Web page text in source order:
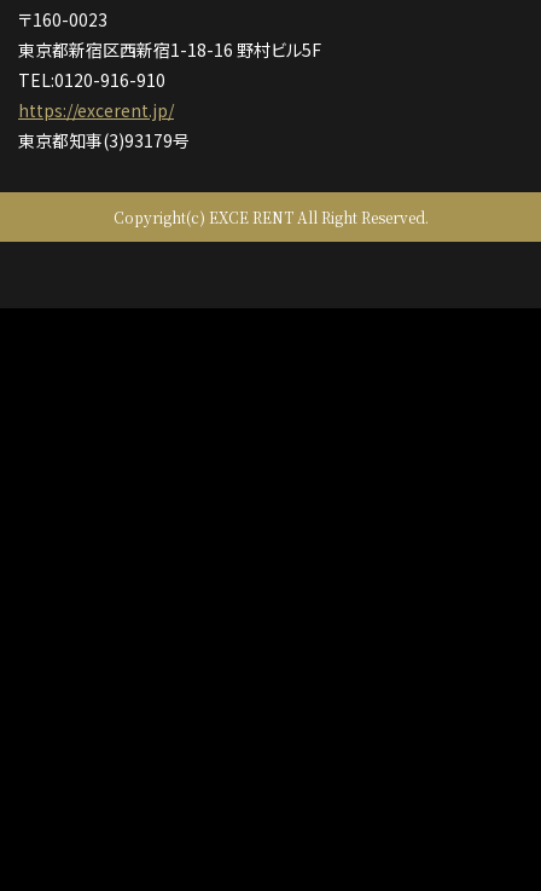
〒160-0023
東京都新宿区西新宿1-18-16 野村ビル5F
TEL:0120-916-910
https://excerent.jp/
東京都知事(3)93179号
Copyright(c) EXCE RENT All Right Reserved.